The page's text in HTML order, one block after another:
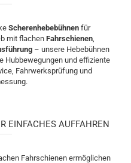
Scherenhebebühnen für
mit flachen Fahrschienen,
– unsere Hebebühnen
Hubbewegungen und effiziente
Fahrwerksprüfung und
EINFACHES AUFFAHREN
Fahrschienen ermöglichen